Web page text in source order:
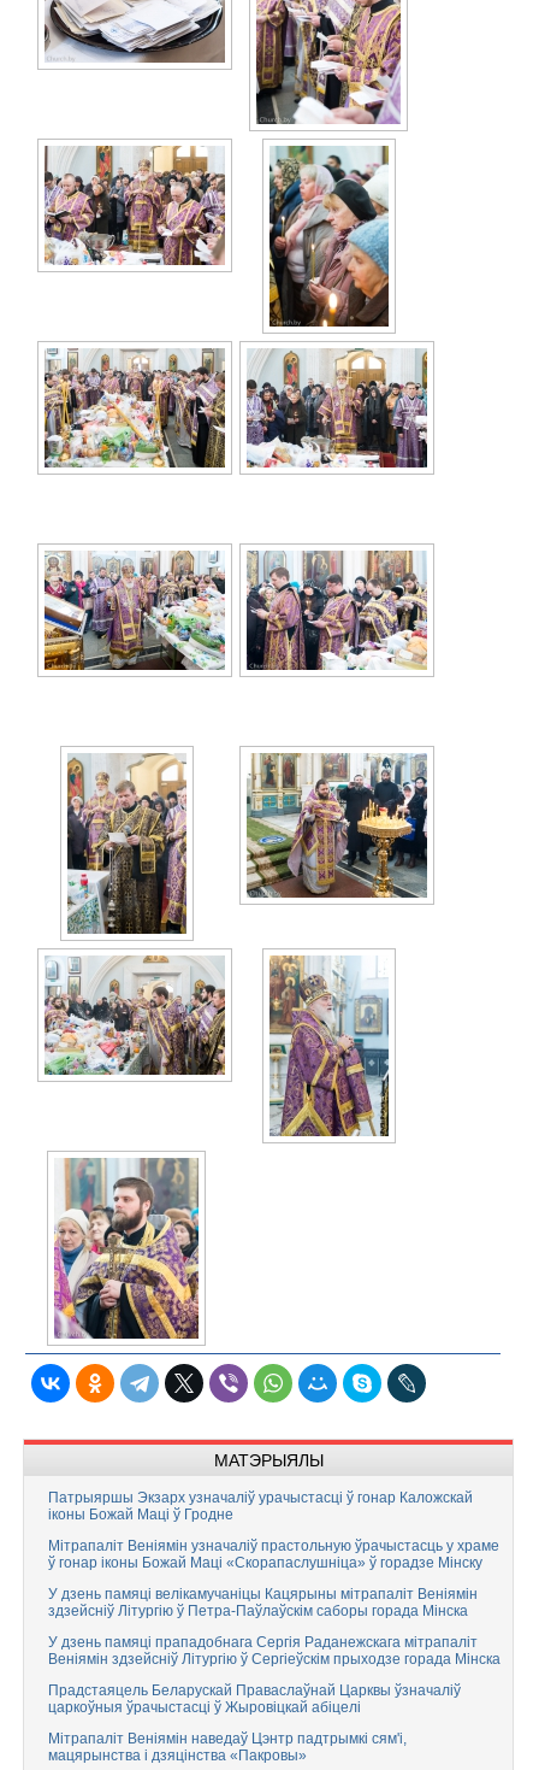
МАТЭРЫЯЛЫ
Патрыяршы Экзарх узначаліў урачыстасці ў гонар Каложскай
іконы Божай Маці ў Гродне
Мітрапаліт Веніямін узначаліў прастольную ўрачыстасць у храме
ў гонар іконы Божай Маці «Скорапаслушніца» ў горадзе Мінску
У дзень памяці велікамучаніцы Кацярыны мітрапаліт Веніямін
здзейсніў Літургію ў Петра-Паўлаўскім саборы горада Мінска
У дзень памяці прападобнага Сергія Раданежскага мітрапаліт
Веніямін здзейсніў Літургію ў Сергіеўскім прыходзе горада Мінска
Прадстаяцель Беларускай Праваслаўнай Царквы ўзначаліў
царкоўныя ўрачыстасці ў Жыровіцкай абіцелі
Мітрапаліт Веніямін наведаў Цэнтр падтрымкі сям'і,
мацярынства і дзяцінства «Пакровы»